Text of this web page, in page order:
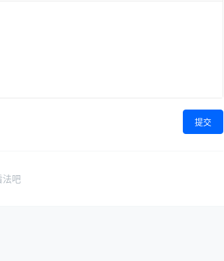
提交
法吧